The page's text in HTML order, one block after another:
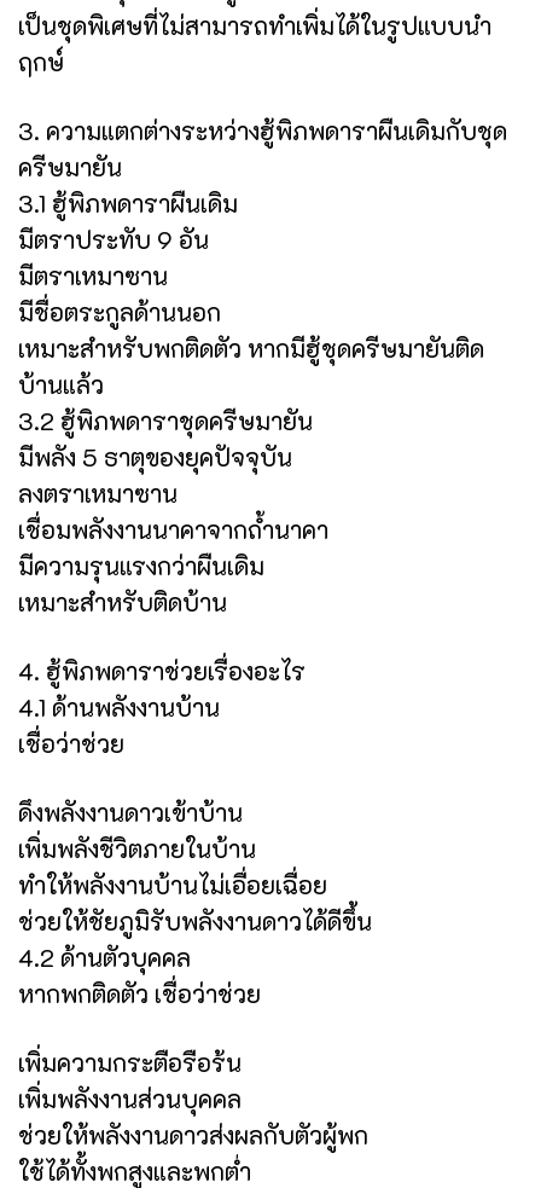
เป็นชุดพิเศษที่ไม่สามารถทำเพิ่มได้ในรูปแบบนำ
ฤกษ์
3. ความแตกต่างระหว่างฮู้พิภพดาราผืนเดิมกับชุด
ครีษมายัน
3.1 ฮู้พิภพดาราผืนเดิม
มีตราประทับ 9 อัน
มีตราเหมาซาน
มีชื่อตระกูลด้านนอก
เหมาะสำหรับพกติดตัว หากมีฮู้ชุดครีษมายันติด
บ้านแล้ว
3.2 ฮู้พิภพดาราชุดครีษมายัน
มีพลัง 5 ธาตุของยุคปัจจุบัน
ลงตราเหมาซาน
เชื่อมพลังงานนาคาจากถ้ำนาคา
มีความรุนแรงกว่าผืนเดิม
เหมาะสำหรับติดบ้าน
4. ฮู้พิภพดาราช่วยเรื่องอะไร
4.1 ด้านพลังงานบ้าน
เชื่อว่าช่วย
ดึงพลังงานดาวเข้าบ้าน
เพิ่มพลังชีวิตภายในบ้าน
ทำให้พลังงานบ้านไม่เอื่อยเฉื่อย
ช่วยให้ชัยภูมิรับพลังงานดาวได้ดีขึ้น
4.2 ด้านตัวบุคคล
หากพกติดตัว เชื่อว่าช่วย
เพิ่มความกระตือรือร้น
เพิ่มพลังงานส่วนบุคคล
ช่วยให้พลังงานดาวส่งผลกับตัวผู้พก
ใช้ได้ทั้งพกสูงและพกต่ำ